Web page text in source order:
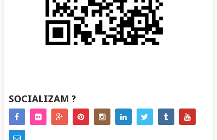
SOCIALIZAM ?